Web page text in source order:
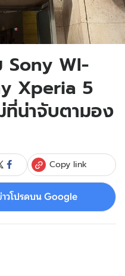
Sony WI-
Xperia 5
น่าจับตามอง
Copy link
วโปรดบน Google